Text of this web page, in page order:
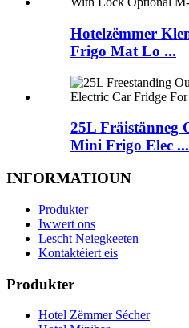
Hotelzëmmer
Frigo Mat Lo ...
25L Fräistänneg
Mini Frigo Elec ...
INFORMATIOUN
Produkter
Iwwert ons
Lescht Neiegkeeten
Kontaktéiert eis
Produkter
Hotel Zëmmer Sécher